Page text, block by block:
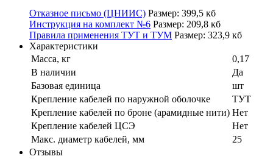
Отказное письмо (ЦНИИС) Размер: 399,5 кб
Инструкция на комплект №6 Размер: 209,8 кб
Правила применения ТУТ и ТУМ Размер: 323,9 кб
Характеристики
Масса, кг
0,17
В наличии
Да
Базовая единица
шт
Крепление кабелей по наружной оболочке
ТУТ
Крепление кабелей по броне (арамидные нити) Нет
Крепление кабелей ЦСЭ
Нет
Макс. диаметр кабелей, мм
25
Отзывы